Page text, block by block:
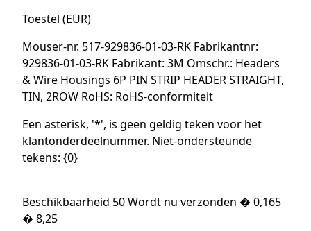
Toestel (EUR)
Mouser-nr. 517-929836-01-03-RK Fabrikantnr:
929836-01-03-RK Fabrikant: 3M Omschr.: Headers
& Wire Housings 6P PIN STRIP HEADER STRAIGHT,
TIN, 2ROW RoHS: RoHS-conformiteit
Een asterisk, '*', is geen geldig teken voor het
klantonderdeelnummer. Niet-ondersteunde
tekens: {0}
Beschikbaarheid 50 Wordt nu verzonden � 0,165
� 8,25